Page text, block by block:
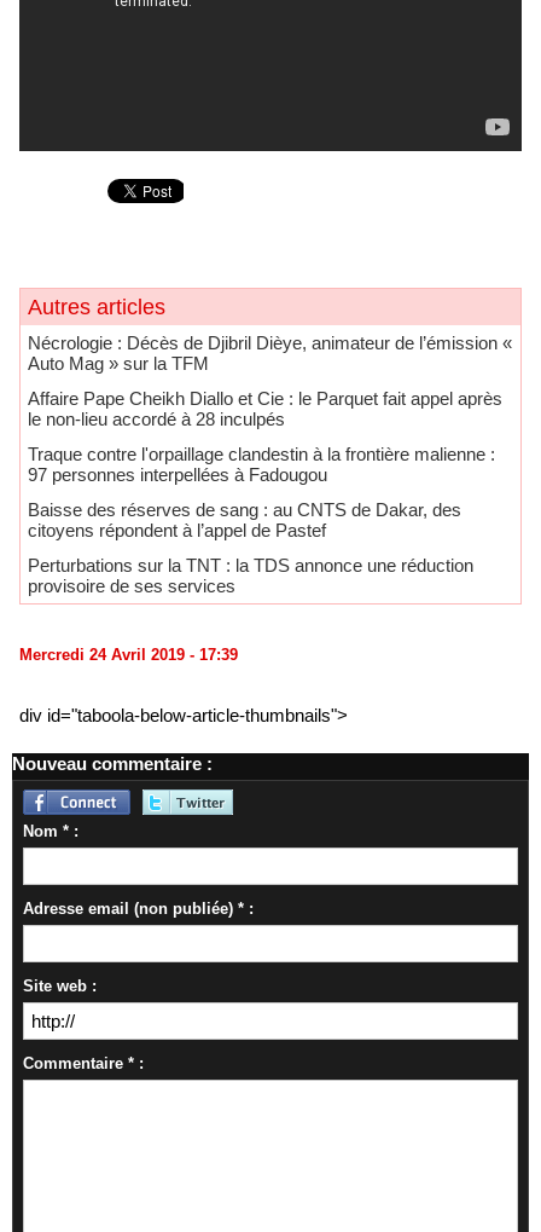
Autres articles
Nécrologie : Décès de Djibril Dièye, animateur de l’émission «
Auto Mag » sur la TFM
Affaire Pape Cheikh Diallo et Cie : le Parquet fait appel après
le non-lieu accordé à 28 inculpés
Traque contre l'orpaillage clandestin à la frontière malienne :
97 personnes interpellées à Fadougou
Baisse des réserves de sang : au CNTS de Dakar, des
citoyens répondent à l’appel de Pastef
Perturbations sur la TNT : la TDS annonce une réduction
provisoire de ses services
Mercredi 24 Avril 2019 - 17:39
div id="taboola-below-article-thumbnails">
Nouveau commentaire :
Nom * :
Adresse email (non publiée) * :
Site web :
Commentaire * :